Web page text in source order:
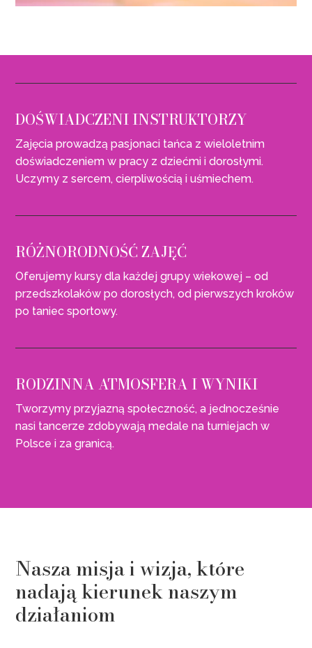
DOŚWIADCZENI INSTRUKTORZY
Zajęcia prowadzą pasjonaci tańca z wieloletnim
doświadczeniem w pracy z dziećmi i dorosłymi.
Uczymy z sercem, cierpliwością i uśmiechem.
RÓŻNORODNOŚĆ ZAJĘĆ
Oferujemy kursy dla każdej grupy wiekowej – od
przedszkolaków po dorosłych, od pierwszych kroków
po taniec sportowy.
RODZINNA ATMOSFERA I WYNIKI
Tworzymy przyjazną społeczność, a jednocześnie
nasi tancerze zdobywają medale na turniejach w
Polsce i za granicą.
Nasza misja i wizja, które
nadają kierunek naszym
działaniom